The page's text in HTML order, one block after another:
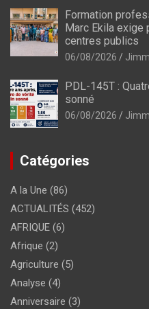
Formation
Marc Ekila exige
centres publics
06/08/2026
PDL-145T :
sonné
06/08/2026
Catégories
A la Une (86)
ACTUALITÉS (452)
AFRIQUE (6)
Afrique (2)
Agriculture (5)
Analyse (4)
Anniversaire (3)